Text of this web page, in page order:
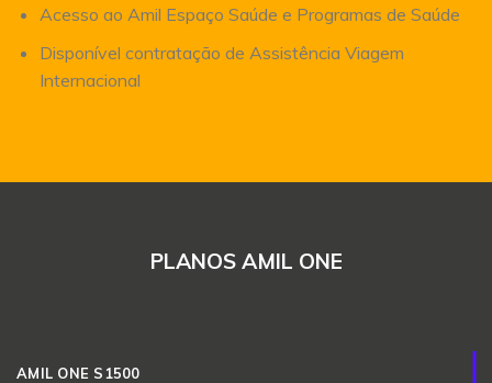
Acesso ao Amil Espaço Saúde e Programas de Saúde
Disponível contratação de Assistência Viagem
Internacional
PLANOS AMIL ONE
AMIL ONE S1500